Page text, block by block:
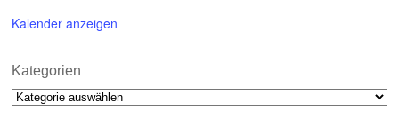
Kalender anzeigen
Kategorien
Kategorien